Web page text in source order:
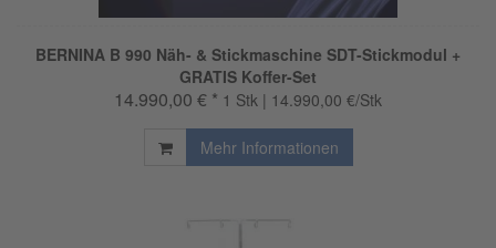
BERNINA B 990 Näh- & Stickmaschine SDT-Stickmodul +
GRATIS Koffer-Set
14.990,00 € * 1 Stk | 14.990,00 €/Stk
Mehr Informationen